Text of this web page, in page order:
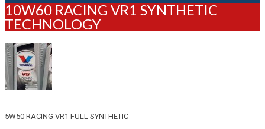
10W60 RACING VR1 SYNTHETIC
TECHNOLOGY
5W50 RACING VR1 FULL SYNTHETIC